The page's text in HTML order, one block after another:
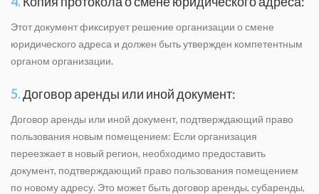
Этот документ фиксирует решение организации о смене
юридического адреса и должен быть утвержден компетентным
органом организации.
5.Договор аренды или иной документ:
Договор аренды или иной документ, подтверждающий право
пользования новым помещением: Если организация
переезжает в новый регион, необходимо предоставить
документ, подтверждающий право пользования помещением
по новому адресу. Это может быть договор аренды, субаренды,